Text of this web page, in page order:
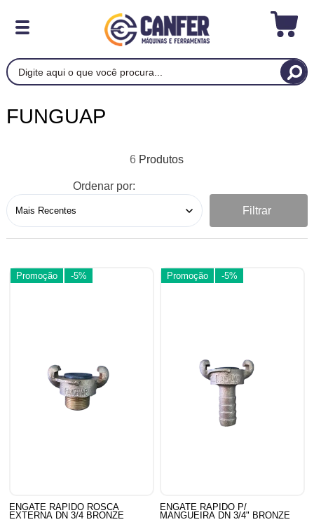
FUNGUAP
6
Ordenar por:
Filtrar
Promoção -5%
ENGATE RAPIDO ROSCA
EXTERNA DN 3/4 BRONZE
Promoção -5%
ENGATE RAPIDO P/
MANGUEIRA DN 3/4" BRONZE